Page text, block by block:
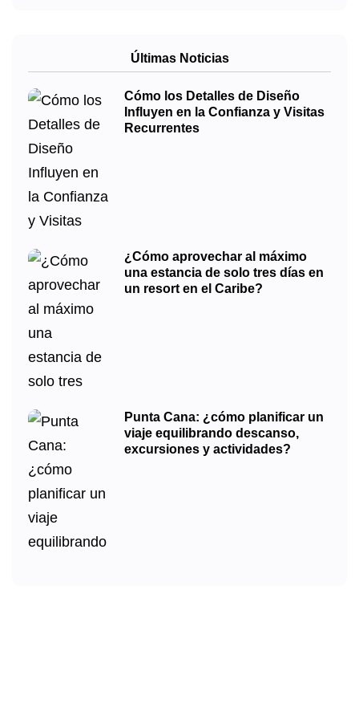
Últimas Noticias
Cómo los Detalles de Diseño
Influyen en la Confianza y Visitas
Recurrentes
¿Cómo aprovechar al máximo
una estancia de solo tres días en
un resort en el Caribe?
Punta Cana: ¿cómo planificar un
viaje equilibrando descanso,
excursiones y actividades?